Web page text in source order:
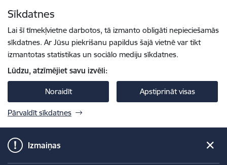
Sīkdatnes
Lai šī tīmekļvietne darbotos, tā izmanto obligāti nepieciešamās
sīkdatnes. Ar Jūsu piekrišanu papildus šajā vietnē var tikt
izmantotas statistikas un sociālo mediju sīkdatnes.
Lūdzu, atzīmējiet savu izvēli:
Noraidīt Apstiprināt visas
Pārvaldīt sīkdatnes
Izmaiņas